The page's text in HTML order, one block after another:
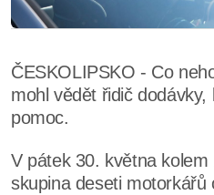
ČESKOLIPSKO - Co
mohl vědět řidič
pomoc.
V pátek 30. května
skupina deseti motorkářů